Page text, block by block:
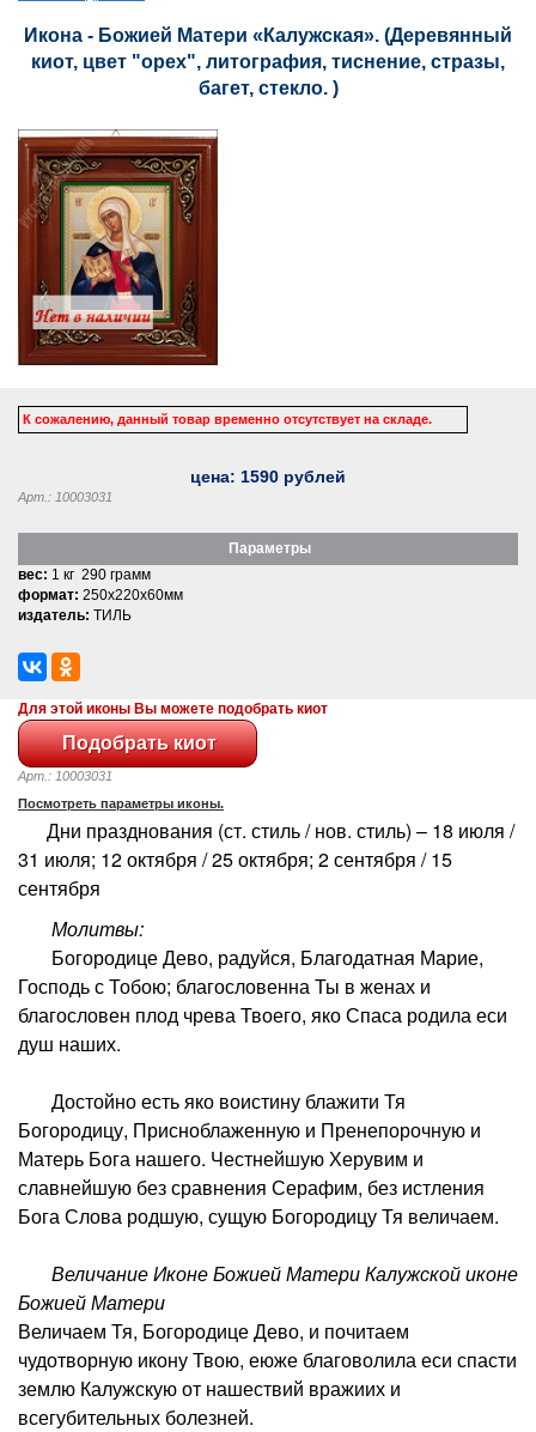
Икона - Божией Матери «Калужская». (Деревянный
киот, цвет "орех", литография, тиснение, стразы,
багет, стекло. )
К сожалению, данный товар временно отсутствует на складе.
цена: 1590 рублей
Арт.: 10003031
Параметры
вес: 1 кг 290 грамм
формат: 250x220x60мм
издатель: ТИЛЬ
Для этой иконы Вы можете подобрать киот
Арт.: 10003031
Посмотреть параметры иконы.
Дни празднования (ст. стиль / нов. стиль) – 18 июля /
31 июля; 12 октября / 25 октября; 2 сентября / 15
сентября
Молитвы:
Богородице Дево, радуйся, Благодатная Марие,
Господь с Тобою; благословенна Ты в женах и
благословен плод чрева Твоего, яко Спаса родила еси
душ наших.
Достойно есть яко воистину блажити Тя
Богородицу, Присноблаженную и Пренепорочную и
Матерь Бога нашего. Честнейшую Херувим и
славнейшую без сравнения Серафим, без истления
Бога Слова родшую, сущую Богородицу Тя величаем.
Величание Иконе Божией Матери Калужской иконе
Божией Матери
Величаем Тя, Богородице Дево, и почитаем
чудотворную икону Твою, еюже благоволила еси спасти
землю Калужскую от нашествий вражиих и
всегубительных болезней.